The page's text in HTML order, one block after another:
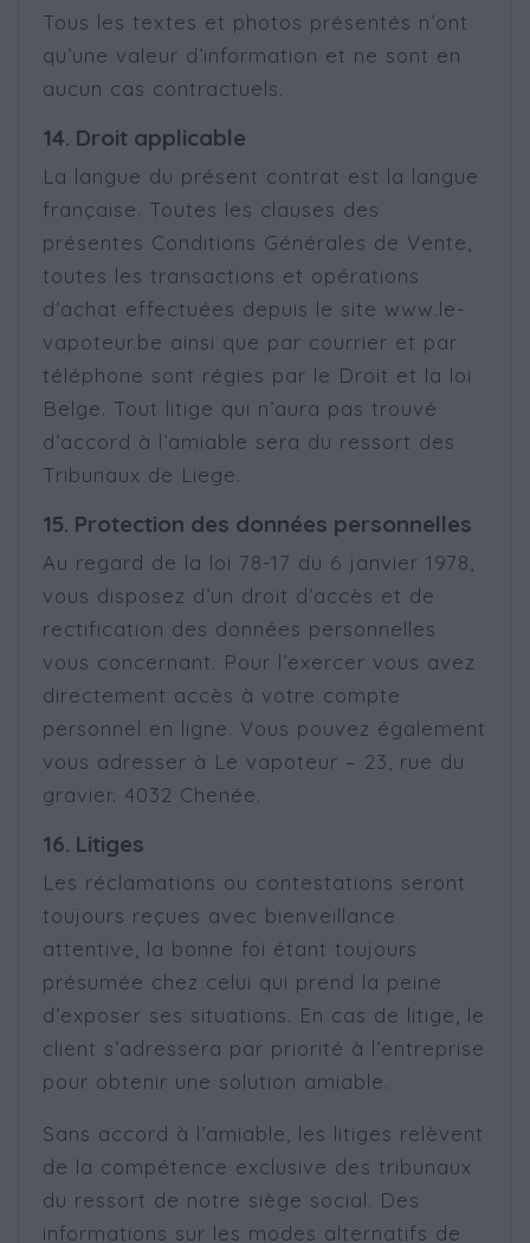
Tous les textes et photos présentés n’ont
qu’une valeur d’information et ne sont en
aucun cas contractuels.
14. Droit applicable
La langue du présent contrat est la langue
française. Toutes les clauses des
présentes Conditions Générales de Vente,
toutes les transactions et opérations
d’achat effectuées depuis le site www.le-
vapoteur.be ainsi que par courrier et par
téléphone sont régies par le Droit et la loi
Belge. Tout litige qui n’aura pas trouvé
d’accord à l’amiable sera du ressort des
Tribunaux de Liege.
15. Protection des données personnelles
Au regard de la loi 78-17 du 6 janvier 1978,
vous disposez d’un droit d’accès et de
rectification des données personnelles
vous concernant. Pour l’exercer vous avez
directement accès à votre compte
personnel en ligne. Vous pouvez également
vous adresser à Le vapoteur – 23, rue du
gravier. 4032 Chenée.
16. Litiges
Les réclamations ou contestations seront
toujours reçues avec bienveillance
attentive, la bonne foi étant toujours
présumée chez celui qui prend la peine
d’exposer ses situations. En cas de litige, le
client s’adressera par priorité à l’entreprise
pour obtenir une solution amiable.
Sans accord à l’amiable, les litiges relèvent
de la compétence exclusive des tribunaux
du ressort de notre siège social. Des
informations sur les modes alternatifs de